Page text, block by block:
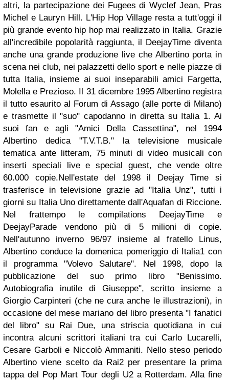
altri, la partecipazione dei Fugees di Wyclef Jean, Pras
Michel e Lauryn Hill. L'Hip Hop Village resta a tutt'oggi il
più grande evento hip hop mai realizzato in Italia. Grazie
all'incredibile popolarità raggiunta, il DeejayTime diventa
anche una grande produzione live che Albertino porta in
scena nei club, nei palazzetti dello sport e nelle piazze di
tutta Italia, insieme ai suoi inseparabili amici Fargetta,
Molella e Prezioso. Il 31 dicembre 1995 Albertino registra
il tutto esaurito al Forum di Assago (alle porte di Milano)
e trasmette il "suo" capodanno in diretta su Italia 1. Ai
suoi fan e agli "Amici Della Cassettina", nel 1994
Albertino dedica "T.V.T.B." la televisione musicale
tematica ante litteram, 75 minuti di video musicali con
inserti speciali live e special guest, che vende oltre
60.000 copie.Nell'estate del 1998 il Deejay Time si
trasferisce in televisione grazie ad "Italia Unz", tutti i
giorni su Italia Uno direttamente dall'Aquafan di Riccione.
Nel frattempo le compilations DeejayTime e
DeejayParade vendono più di 5 milioni di copie.
Nell'autunno inverno 96/97 insieme al fratello Linus,
Albertino conduce la domenica pomeriggio di Italia1 con
il programma "Volevo Salutare". Nel 1998, dopo la
pubblicazione del suo primo libro "Benissimo.
Autobiografia inutile di Giuseppe", scritto insieme a
Giorgio Carpinteri (che ne cura anche le illustrazioni), in
occasione del mese mariano del libro presenta "I fanatici
del libro" su Rai Due, una striscia quotidiana in cui
incontra alcuni scrittori italiani tra cui Carlo Lucarelli,
Cesare Garboli e Niccolò Ammaniti. Nello steso periodo
Albertino viene scelto da Rai2 per presentare la prima
tappa del Pop Mart Tour degli U2 a Rotterdam. Alla fine